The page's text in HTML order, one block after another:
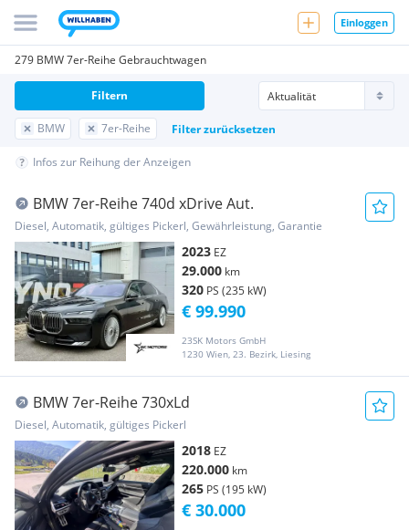
Einloggen
279 BMW 7er-Reihe Gebrauchtwagen
BMW 7er-Reihe Filter zurücksetzen
Filtern
Infos zur Reihung der Anzeigen
BMW 7er-Reihe 740d xDrive Aut.
Diesel, Automatik, gültiges Pickerl, Gewährleistung, Garantie
2023 EZ
29.000 km
320 PS (235 kW)
23SK Motors GmbH
1230 Wien, 23. Bezirk, Liesing
€ 99.990
BMW 7er-Reihe 730xLd
Diesel, Automatik, gültiges Pickerl
2018 EZ
220.000 km
265 PS (195 kW)
€ 30.000